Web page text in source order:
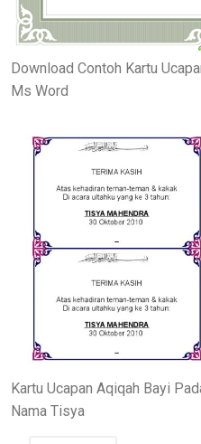
Download Contoh Kartu
Ms Word
Kartu Ucapan Aqiqah Bayi
Nama Tisya